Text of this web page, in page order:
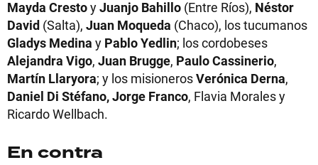
Mayda CrestoyJuanjo Bahillo (Entre Ríos), Néstor
David (Salta), Juan Moqueda (Chaco), los tucumanos
Gladys Medina y Pablo Yedlin; los cordobeses
Alejandra Vigo, Juan Brugge, Paulo Cassinerio,
Martín Llaryora; y los misionerosVerónica Derna,
Daniel Di Stéfano,Jorge Franco, Flavia Morales y
Ricardo Wellbach.
En contra